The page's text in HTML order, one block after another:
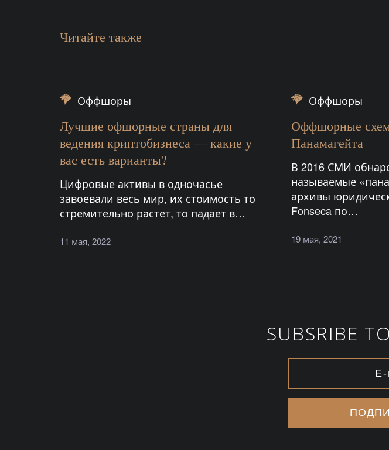
Читайте также
Оффшоры
Лучшие офшорные страны для
ведения криптобизнеса — какие у
вас есть варианты?
Цифровые активы в одночасье
завоевали весь мир, их стоимость то
стремительно растет, то падает в…
11 мая, 2022
Оффшоры
Оффшорные
Панамагейта
В 2016 СМИ
называемые
архивы
Fonseca по…
19 мая, 2021
SUBSRIBE